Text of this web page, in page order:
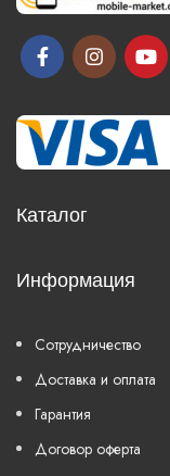
Каталог
Информация
Сотрудничество
Доставка и оплата
Гарантия
Договор оферта